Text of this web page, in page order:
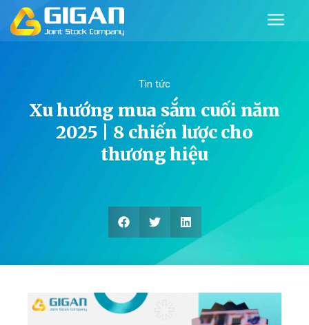
Tin tức
Xu hướng mua sắm cuối năm
2025 | 8 chiến lược cho
thương hiệu